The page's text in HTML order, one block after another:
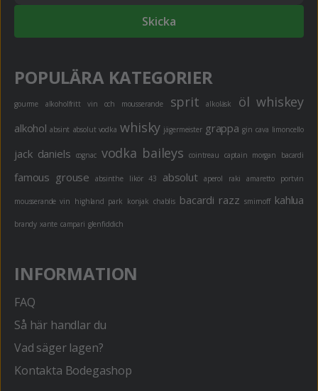
Skicka
POPULÄRA KATEGORIER
gourme alkoholfritt vin och mousserande sprit alkoläsk öl whiskey
alkohol absint absolut vodka whisky jägermeister grappa gin cava limoncello
jack daniels cognac vodka baileys cointreau captain morgan bacardi
famous grouse absinthe likör 43 absolut aperol raki amaretto portvin
mousserande vin highland park konjak chablis bacardi razz smirnoff kahlua
brandy xante campari glenfiddich
INFORMATION
FAQ
Så här handlar du
Vad säger lagen?
Kontakta Bodegashop